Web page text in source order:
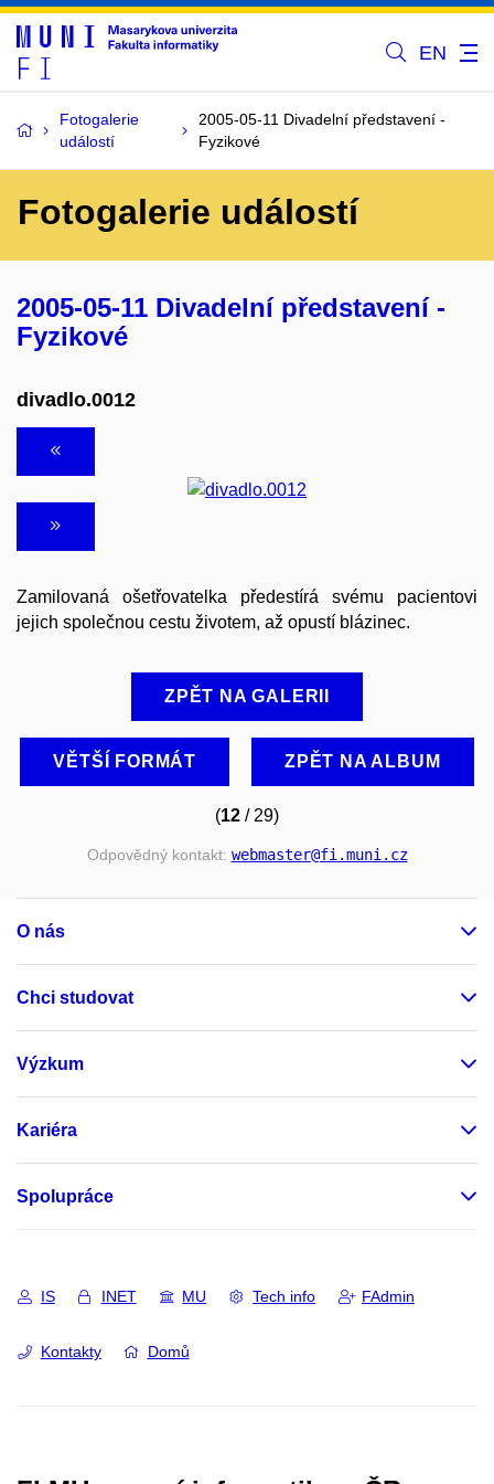
EN
Fotogalerie
událostí
2005-05-11 Divadelní představení -
Fyzikové
Fotogalerie událostí
2005-05-11 Divadelní představení -
Fyzikové
divadlo.0012
Zamilovaná ošetřovatelka předestírá svému pacientovi
jejich společnou cestu životem, až opustí blázinec.
ZPĚT NA GALERII
VĚTŠÍ FORMÁT ZPĚT NA ALBUM
(12 / 29)
Odpovědný kontakt: webmaster@fi .muni .cz
O nás
Chci studovat
Výzkum
Kariéra
Spolupráce
IS INET MU Tech info FAdmin
Kontakty Domů